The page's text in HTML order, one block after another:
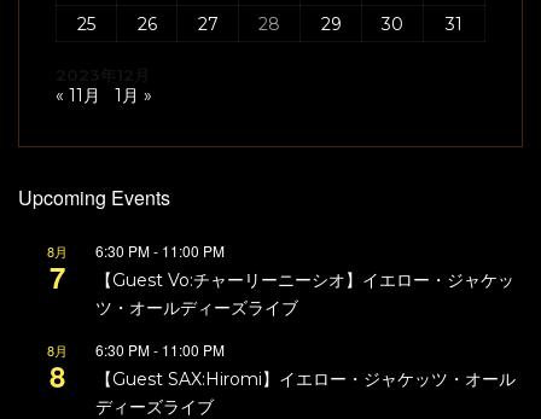
25
26 27 28 29 30 31
« 11月 1月 »
Upcoming Events
8月
7
6:30 PM- 11:00 PM
【Guest Vo:チャーリーニーシオ】イエロー・ジャケッ
ツ・オールディーズライブ
8月
8
6:30 PM- 11:00 PM
【Guest SAX:Hiromi】イエロー・ジャケッツ・オール
ディーズライブ